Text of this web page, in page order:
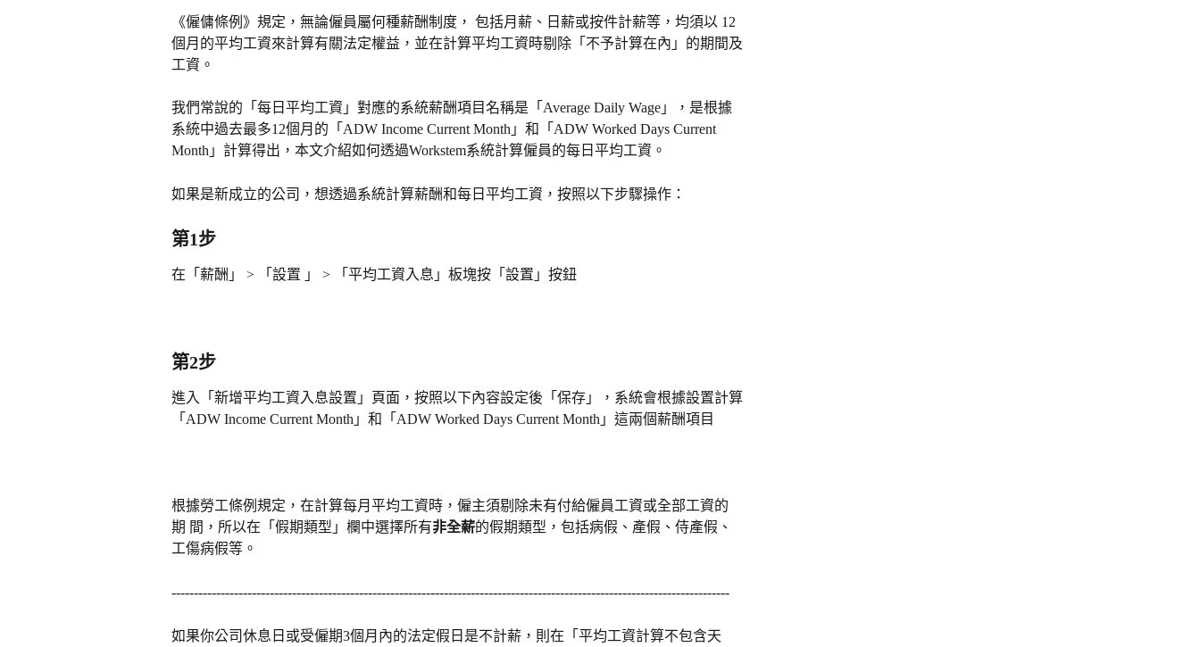
《僱傭條例》規定，無論僱員屬何種薪酬制度， 包括月薪、日薪或按件計薪等，均須以 12
個月的平均工資來計算有關法定權益，並在計算平均工資時剔除「不予計算在內」的期間及
工資。
我們常說的「每日平均工資」對應的系統薪酬項目名稱是「Average Daily Wage」，是根據
系統中過去最多12個月的「ADW Income Current Month」和「ADW Worked Days Current
Month」計算得出，本文介紹如何透過Workstem系統計算僱員的每日平均工資。
如果是新成立的公司，想透過系統計算薪酬和每日平均工資，按照以下步驟操作：
第1步
在「薪酬」 > 「設置 」 > 「平均工資入息」板塊按「設置」按鈕
第2步
進入「新增平均工資入息設置」頁面，按照以下內容設定後「保存」，系統會根據設置計算
「ADW Income Current Month」和「ADW Worked Days Current Month」這兩個薪酬項目
根據勞工條例規定，在計算每月平均工資時，僱主須剔除未有付給僱員工資或全部工資的
期 間，所以在「假期類型」欄中選擇所有非全薪的假期類型，包括病假、產假、侍產假、
工傷病假等。
-----------------------------------------------------------------------------------------------------------------------------
如果你公司休息日或受僱期3個月內的法定假日是不計薪，則在「平均工資計算不包含天